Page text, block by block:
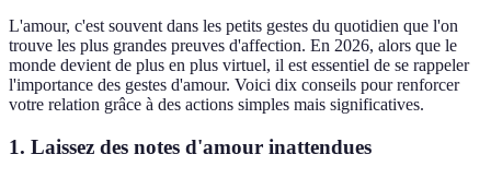
L'amour, c'est souvent dans les petits gestes du quotidien que l'on
trouve les plus grandes preuves d'affection. En 2026, alors que le
monde devient de plus en plus virtuel, il est essentiel de se rappeler
l'importance des gestes d'amour. Voici dix conseils pour renforcer
votre relation grâce à des actions simples mais significatives.
1. Laissez des notes d'amour inattendues